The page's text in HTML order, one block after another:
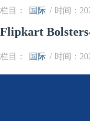
栏目： 国际 / 时间：
Flipkart
栏目： 国际 / 时间：